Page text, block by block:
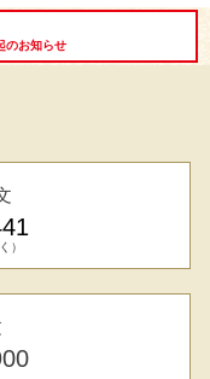
法事・香典返し
のお知らせ
）